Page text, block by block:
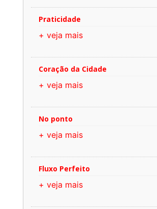
Praticidade
+ veja mais
Coração da Cidade
+ veja mais
No ponto
+ veja mais
Fluxo Perfeito
+ veja mais